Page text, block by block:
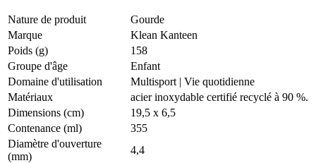
Nature de produit
Gourde
Marque
Klean Kanteen
Poids (g)
158
Groupe d'âge
Enfant
Domaine d'utilisation
Multisport | Vie quotidienne
Matériaux
acier inoxydable certifié recyclé à 90 %.
Dimensions (cm)
19,5 x 6,5
Contenance (ml)
355
Diamètre d'ouverture
(mm)
4,4